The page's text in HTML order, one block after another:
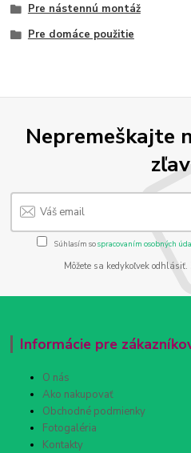
Pre nástennú montáž
Pre domáce použitie
Nepremeškajte
Súhlasím sospracovaním osobných
Môžete sa kedykoľvek
Informácie pre
O nás
Ako nakupovať
Obchodné podmienky
Fotogaléria
Kontakty